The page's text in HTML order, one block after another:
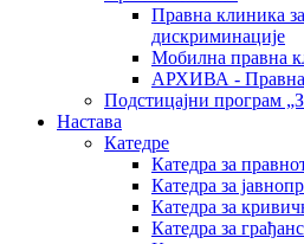
Правна клиника
дискриминације
Мобилна правна
АРХИВА - Правна
Подстицајни програм
Настава
Катедре
Катедра за
Катедра за
Катедра за
Катедра за